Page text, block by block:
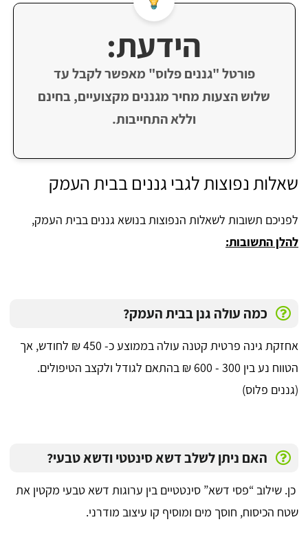
הידעת:
פורטל "גננים פלוס" מאפשר לקבל עד
שלוש הצעות מחיר מגננים מקצועיים, בחינם
וללא התחייבות.
שאלות נפוצות לגבי גננים בבית העמק
לפניכם תשובות לשאלות הנפוצות בנושא גננים בבית העמק,
להלן התשובות:
כמה עולה גנן בבית העמק?
אחזקת גינה פרטית קטנה עולה בממוצע כ- 450 ₪ לחודש, אך
הטווח נע בין 300 - 600 ₪ בהתאם לגודל ולקצב הטיפולים.
(גננים פלוס)
האם ניתן לשלב דשא סינטטי ודשא טבעי?
כן. שילוב “פסי דשא” סינטטיים בין ערוגות דשא טבעי מקטין את
שטח הכיסוח, חוסך מים ומוסיף קו עיצוב מודרני.